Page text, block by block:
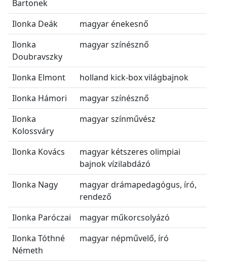
Bartonek
Ilonka Deák
magyar énekesnő
Ilonka
Doubravszky
magyar színésznő
Ilonka Elmont
holland kick-box világbajnok
Ilonka Hámori
magyar színésznő
Ilonka
Kolossváry
magyar színművész
Ilonka Kovács
magyar kétszeres olimpiai
bajnok vízilabdázó
Ilonka Nagy
magyar drámapedagógus, író,
rendező
Ilonka Paróczai
magyar műkorcsolyázó
Ilonka Tóthné
Németh
magyar népművelő, író